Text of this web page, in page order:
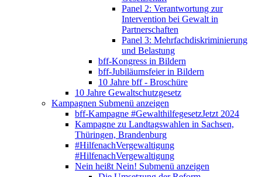
Panel 2: Verantwortung zur
Intervention bei Gewalt in
Partnerschaften
Panel 3: Mehrfachdiskriminierung
und Belastung
bff-Kongress in Bildern
bff-Jubiläumsfeier in Bildern
10 Jahre bff - Broschüre
10 Jahre Gewaltschutzgesetz
Kampagnen Submenü anzeigen
bff-Kampagne #GewalthilfegesetzJetzt 2024
Kampagne zu Landtagswahlen in Sachsen,
Thüringen, Brandenburg
#HilfenachVergewaltigung
#HilfenachVergewaltigung
Nein heißt Nein! Submenü anzeigen